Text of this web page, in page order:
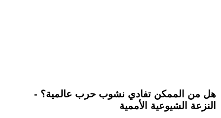
هل من الممكن تفادي نشوب حرب عالمية؟ -
النزعة الشيوعية الأممية